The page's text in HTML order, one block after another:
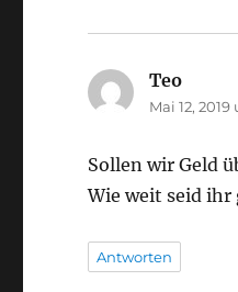
Teo
Mai 12,
Sollen wir Geld
Wie weit seid ihr
Antworten